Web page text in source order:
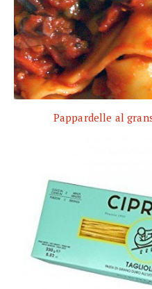
Pappardelle al